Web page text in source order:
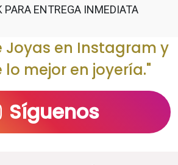
PARA ENTREGA INMEDIATA
Joyas en Instagram y
mejor en joyería."
Síguenos